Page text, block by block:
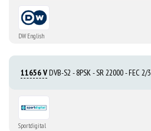
DW English
11656 VDVB-S2 - 8PSK - SR 22000 - FEC 2/3
Sportdigital